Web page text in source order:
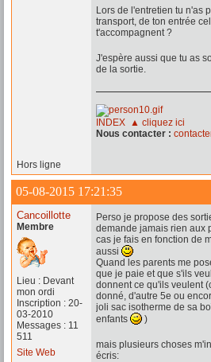
Lors de l'entretien tu n'as
transport, de ton entrée
t'accompagnent ?
J'espère aussi que tu as
de la sortie.
INDEX ▲ cliquez ici
Nous contacter :
Hors ligne
05-08-2015 17:21:35
Cancoillotte
Membre
Lieu : Devant
mon ordi
Inscription : 20-
03-2010
Messages : 11
511
Site Web
Perso je propose des
demande jamais rien aux
cas je fais en fonction de
aussi
Quand les parents me
que je paie et que s'ils
donnent ce qu'ils veulent
donné, d'autre 5e ou
joli sac isotherme de sa
enfants
)
mais plusieurs choses
écris: